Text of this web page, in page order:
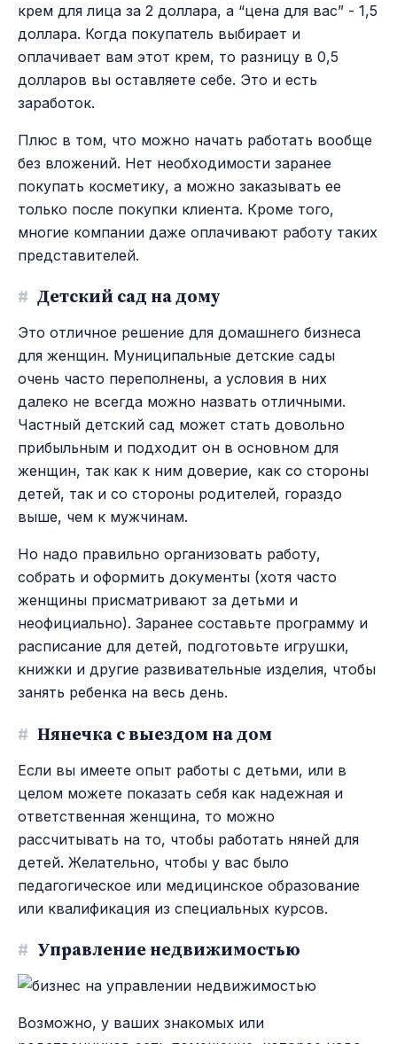
крем для лица за 2 доллара, а “цена для вас” - 1,5
доллара. Когда покупатель выбирает и
оплачивает вам этот крем, то разницу в 0,5
долларов вы оставляете себе. Это и есть
заработок.
Плюс в том, что можно начать работать вообще
без вложений. Нет необходимости заранее
покупать косметику, а можно заказывать ее
только после покупки клиента. Кроме того,
многие компании даже оплачивают работу таких
представителей.
# Детский сад на дому
Это отличное решение для домашнего бизнеса
для женщин. Муниципальные детские сады
очень часто переполнены, а условия в них
далеко не всегда можно назвать отличными.
Частный детский сад может стать довольно
прибыльным и подходит он в основном для
женщин, так как к ним доверие, как со стороны
детей, так и со стороны родителей, гораздо
выше, чем к мужчинам.
Но надо правильно организовать работу,
собрать и оформить документы (хотя часто
женщины присматривают за детьми и
неофициально). Заранее составьте программу и
расписание для детей, подготовьте игрушки,
книжки и другие развивательные изделия, чтобы
занять ребенка на весь день.
# Нянечка с выездом на дом
Если вы имеете опыт работы с детьми, или в
целом можете показать себя как надежная и
ответственная женщина, то можно
рассчитывать на то, чтобы работать няней для
детей. Желательно, чтобы у вас было
педагогическое или медицинское образование
или квалификация из специальных курсов.
# Управление недвижимостью
Возможно, у ваших знакомых или